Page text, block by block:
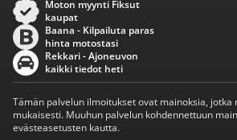
Moton myynti Fiksut
kaupat
Baana - Kilpailuta paras
hinta motostasi
Rekkari - Ajoneuvon
kaikki tiedot heti
Tämän palvelun ilmoitukset ovat mainoksia, jotka
mukaisesti. Muuhun palvelun kohdennettuun
evästeasetusten kautta.